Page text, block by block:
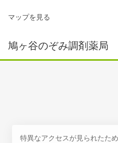
マップを見る
鳩ヶ谷のぞみ調剤薬局
特異なアクセスが見られたた